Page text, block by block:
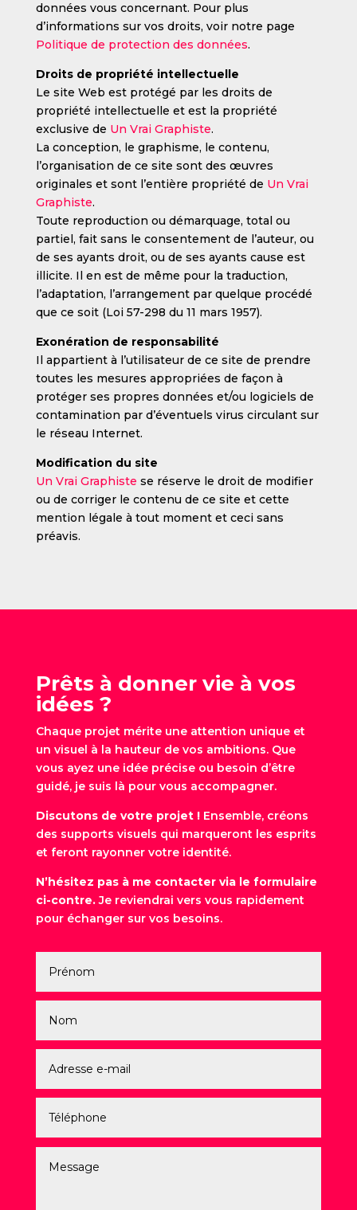
données vous concernant. Pour plus
d’informations sur vos droits, voir notre page
Politique de protection des données.
Droits de propriété intellectuelle
Le site Web est protégé par les droits de
propriété intellectuelle et est la propriété
exclusive de Un Vrai Graphiste.
La conception, le graphisme, le contenu,
l’organisation de ce site sont des œuvres
originales et sont l’entière propriété de Un Vrai
Graphiste.
Toute reproduction ou démarquage, total ou
partiel, fait sans le consentement de l’auteur, ou
de ses ayants droit, ou de ses ayants cause est
illicite. Il en est de même pour la traduction,
l’adaptation, l’arrangement par quelque procédé
que ce soit (Loi 57-298 du 11 mars 1957).
Exonération de responsabilité
Il appartient à l’utilisateur de ce site de prendre
toutes les mesures appropriées de façon à
protéger ses propres données et/ou logiciels de
contamination par d’éventuels virus circulant sur
le réseau Internet.
Modification du site
Un Vrai Graphiste se réserve le droit de modifier
ou de corriger le contenu de ce site et cette
mention légale à tout moment et ceci sans
préavis.
Prêts à donner vie à vos
idées ?
Chaque projet mérite une attention unique et
un visuel à la hauteur de vos ambitions. Que
vous ayez une idée précise ou besoin d’être
guidé, je suis là pour vous accompagner.
Discutons de votre projet !Ensemble, créons
des supports visuels qui marqueront les esprits
et feront rayonner votre identité.
N’hésitez pas à me contacter via le formulaire
ci-contre.Je reviendrai vers vous rapidement
pour échanger sur vos besoins.